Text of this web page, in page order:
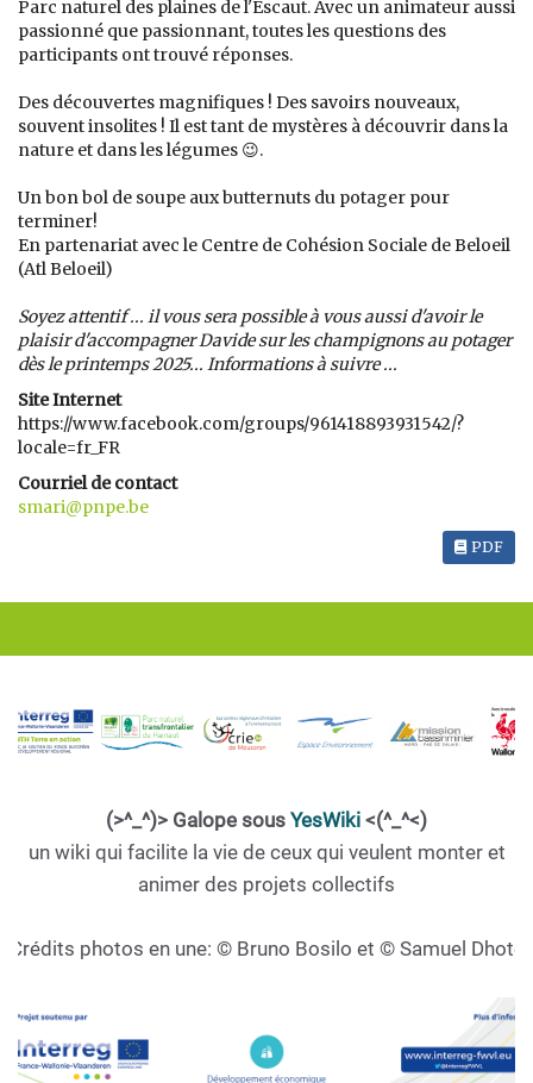
Parc naturel des plaines de l'Escaut. Avec un animateur aussi
passionné que passionnant, toutes les questions des
participants ont trouvé réponses.
Des découvertes magnifiques ! Des savoirs nouveaux,
souvent insolites ! Il est tant de mystères à découvrir dans la
nature et dans les légumes 😉.
Un bon bol de soupe aux butternuts du potager pour
terminer!
En partenariat avec le Centre de Cohésion Sociale de Beloeil
(Atl Beloeil)
Soyez attentif ... il vous sera possible à vous aussi d'avoir le
plaisir d'accompagner Davide sur les champignons au potager
dès le printemps 2025... Informations à suivre ...
Site Internet
https://www.facebook.com/groups/961418893931542/?
locale=fr_FR
Courriel de contact
smari@pnpe.be
PDF